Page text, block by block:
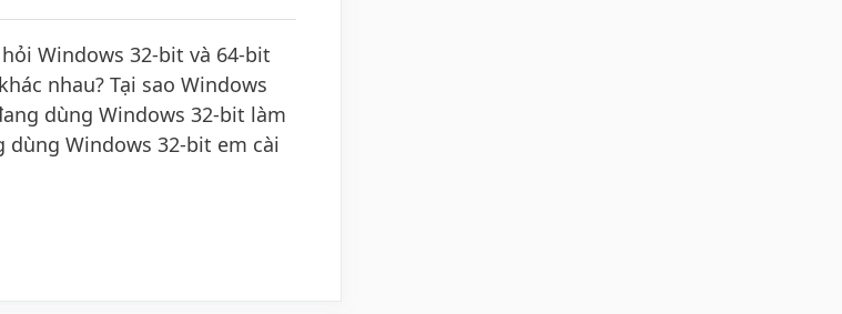
Windows 32-bit và 64-bit
nhau? Tại sao Windows
dùng Windows 32-bit làm
dùng Windows 32-bit em cài